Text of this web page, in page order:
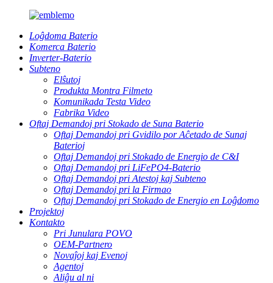
Loĝdoma Baterio
Komerca Baterio
Inverter-Baterio
Subteno
Elŝutoj
Produkta Montra Filmeto
Komunikada Testa Video
Fabrika Video
Oftaj Demandoj pri Stokado de Suna Baterio
Oftaj Demandoj pri Gvidilo por Aĉetado de Sunaj
Baterioj
Oftaj Demandoj pri Stokado de Energio de C&I
Oftaj Demandoj pri LiFePO4-Baterio
Oftaj Demandoj pri Atestoj kaj Subteno
Oftaj Demandoj pri la Firmao
Oftaj Demandoj pri Stokado de Energio en Loĝdomo
Projektoj
Kontakto
Pri Junulara POVO
OEM-Partnero
Novaĵoj kaj Evenoj
Agentoj
Aliĝu al ni